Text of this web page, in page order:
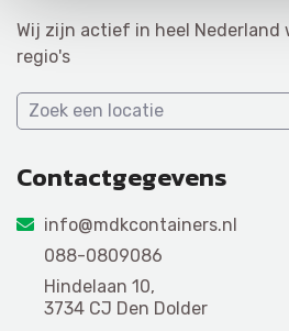
Wij zijn actief in heel Nederland
regio's
Zoek een locatie
Contactgegevens
info@mdkcontainers.nl
088-0809086
Hindelaan 10,
3734 CJ Den Dolder